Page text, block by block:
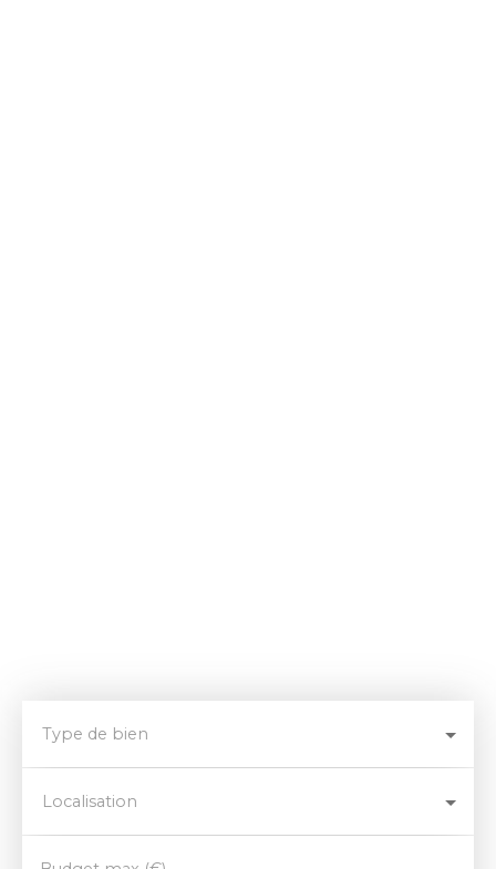
Type de bien
Localisation